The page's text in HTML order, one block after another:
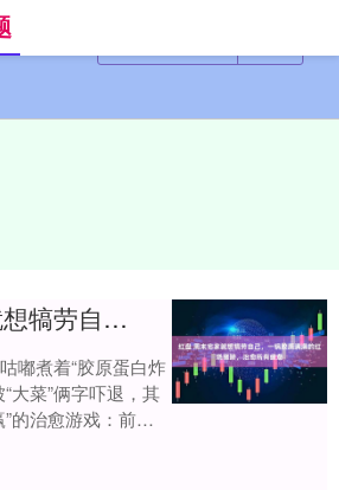
红盘 周末宅家就想犒劳自己，一锅胶质满满的红烧猪蹄，治愈所有疲惫
嘟煮着“胶原蛋白炸
菜”俩字吓退，其
的治愈游戏：前期
中期丢进锅....